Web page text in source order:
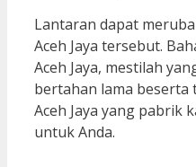
Lantaran dapat
Aceh Jaya tersebut.
Aceh Jaya, mestilah
bertahan lama beserta
Aceh Jaya yang pabrik
untuk Anda.